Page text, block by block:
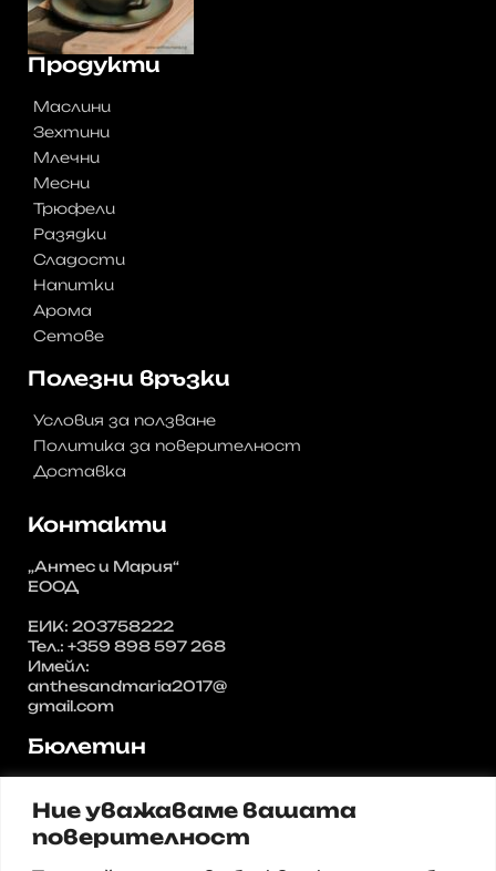
Ние уважаваме вашата
поверителност
Продукти
Маслини
Зехтини
Млечни
Месни
Трюфели
Разядки
Сладости
Напитки
Арома
Сетове
Полезни връзки
Условия за ползване
Политика за поверителност
Доставка
Контакти
„Антес и Мария“
ЕООД
ЕИК: 203758222
Тел.: +359 898 597 268
Имейл:
anthesandmaria2017@
gmail.com
Бюлетин
бюлетин и получавайте
актуални предложения и
промоции от нас.